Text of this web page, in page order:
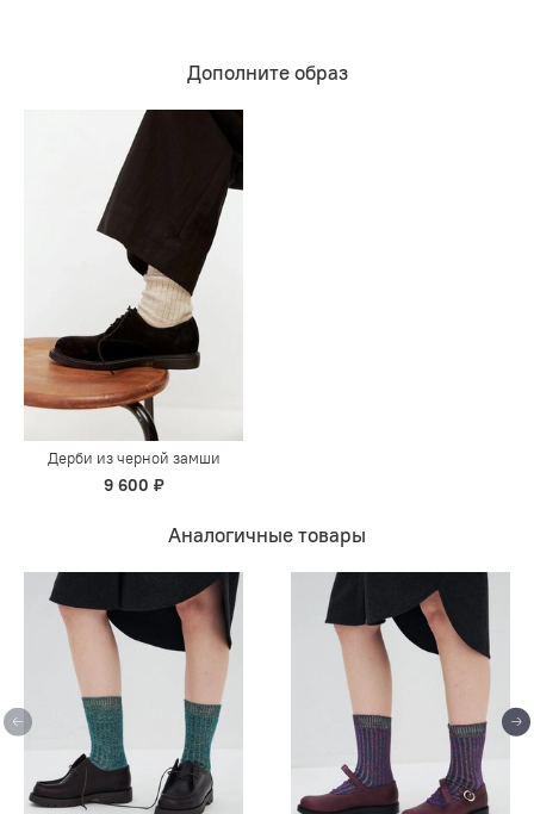
Дополните образ
Дерби из черной замши
9 600 ₽
Аналогичные товары